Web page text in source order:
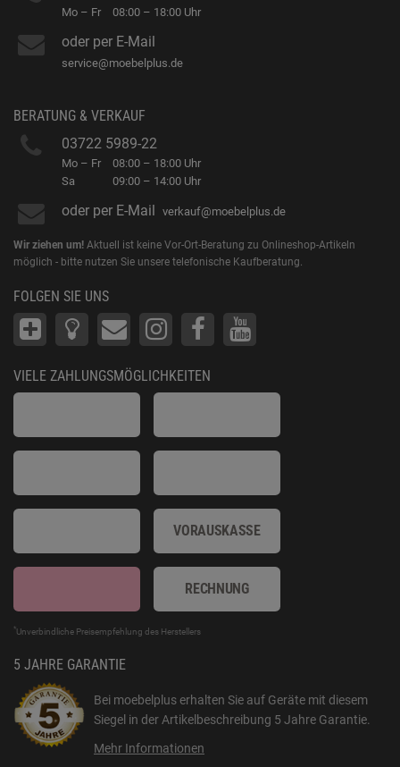
Mo – Fr 08:00 – 18:00 Uhr
oder per E-Mail
service@moebelplus.de
BERATUNG & VERKAUF
03722 5989-22
Mo – Fr
Sa
08:00 – 18:00 Uhr
09:00 – 14:00 Uhr
oder per E-Mail verkauf@moebelplus.de
Wir ziehen um! Aktuell ist keine Vor-Ort-Beratung zu Onlineshop-Artikeln
möglich - bitte nutzen Sie unsere telefonische Kaufberatung.
FOLGEN SIE UNS
VIELE ZAHLUNGSMÖGLICHKEITEN
VORAUSKASSE
RECHNUNG
*Unverbindliche Preisempfehlung des Herstellers
5 JAHRE GARANTIE
Bei moebelplus erhalten Sie auf Geräte mit diesem
Siegel in der Artikelbeschreibung 5 Jahre Garantie.
Mehr Informationen